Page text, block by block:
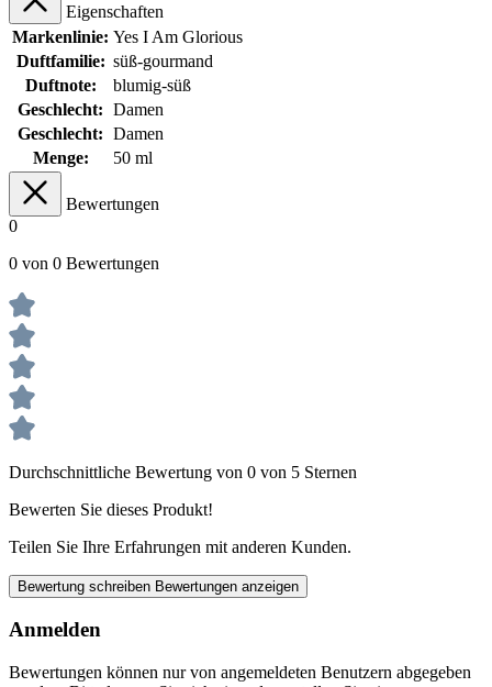
Eigenschaften
Markenlinie: Yes I Am Glorious
Duftfamilie: süß-gourmand
Duftnote:
blumig-süß
Geschlecht: Damen
Geschlecht: Damen
Menge:
50 ml
Bewertungen
0
0 von 0 Bewertungen
Durchschnittliche Bewertung von 0 von 5 Sternen
Bewerten Sie dieses Produkt!
Teilen Sie Ihre Erfahrungen mit anderen Kunden.
Bewertung schreiben Bewertungen anzeigen
Anmelden
Bewertungen können nur von angemeldeten Benutzern abgegeben